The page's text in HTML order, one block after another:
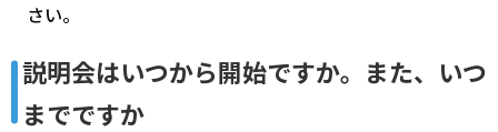
さい。
説明会はいつから開始ですか。また、いつ
までですか